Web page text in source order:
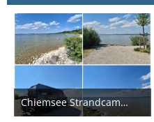
Chiemsee Strandcamping
10. Juni 2026